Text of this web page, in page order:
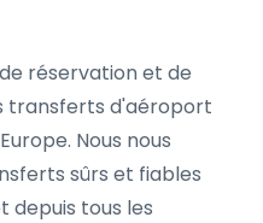
réservation et de
transferts d'aéroport
Nous nous
sûrs et fiables
depuis tous les